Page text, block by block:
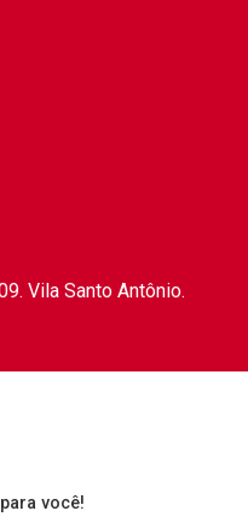
Vila Santo Antônio.
você!